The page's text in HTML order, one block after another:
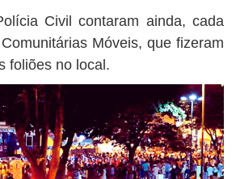
Civil contaram ainda, cada
Móveis, que fizeram
foliões no local.